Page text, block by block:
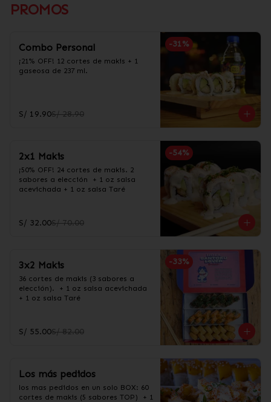
PROMOS
-31%
Combo Personal
¡21% OFF! 12 cortes de makis + 1
gaseosa de 237 ml.
S/ 19.90S/ 28.90
-54%
2x1 Makis
¡50% OFF! 24 cortes de makis. 2
sabores a elección  + 1 oz salsa
acevichada + 1 oz salsa Taré
S/ 32.00S/ 70.00
-33%
3x2 Makis
36 cortes de makis (3 sabores a
elección).  + 1 oz salsa acevichada
+ 1 oz salsa Taré
S/ 55.00S/ 82.00
Los más pedidos
los mas pedidos en un solo BOX: 60
cortes de makis (5 sabores TOP)  + 1